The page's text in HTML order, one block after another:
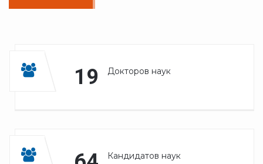
19 Докторов наук
Кандидатов наук